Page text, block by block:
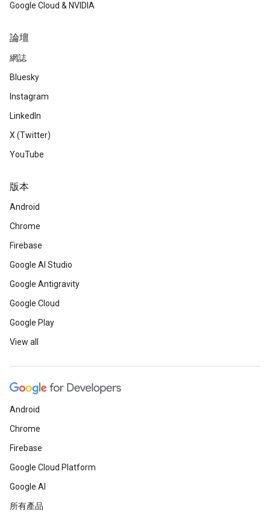
Google Cloud & NVIDIA
論壇
網誌
Bluesky
Instagram
LinkedIn
X (Twitter)
YouTube
版本
Android
Chrome
Firebase
Google AI Studio
Google Antigravity
Google Cloud
Google Play
View all
Android
Chrome
Firebase
Google Cloud Platform
Google AI
所有產品